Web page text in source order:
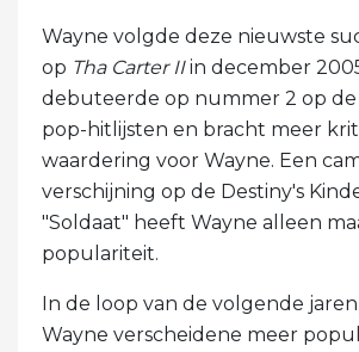
Wayne volgde deze nieuwste
op Tha Carter IIin december
debuteerde op nummer 2 op de
pop-hitlijsten en bracht meer
waardering voor Wayne. Een
verschijning op de Destiny's
"Soldaat" heeft Wayne alleen
populariteit.
In de loop van de volgende
Wayne verscheidene meer